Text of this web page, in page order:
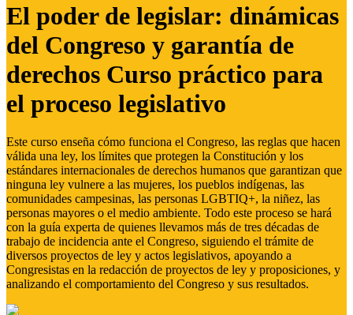
El poder de legislar: dinámicas
del Congreso y garantía de
derechos Curso práctico para
el proceso legislativo
Este curso enseña cómo funciona el Congreso, las reglas que hacen
válida una ley, los límites que protegen la Constitución y los
estándares internacionales de derechos humanos que garantizan que
ninguna ley vulnere a las mujeres, los pueblos indígenas, las
comunidades campesinas, las personas LGBTIQ+, la niñez, las
personas mayores o el medio ambiente. Todo este proceso se hará
con la guía experta de quienes llevamos más de tres décadas de
trabajo de incidencia ante el Congreso, siguiendo el trámite de
diversos proyectos de ley y actos legislativos, apoyando a
Congresistas en la redacción de proyectos de ley y proposiciones, y
analizando el comportamiento del Congreso y sus resultados.